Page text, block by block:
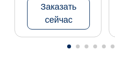
Заказать
сейчас